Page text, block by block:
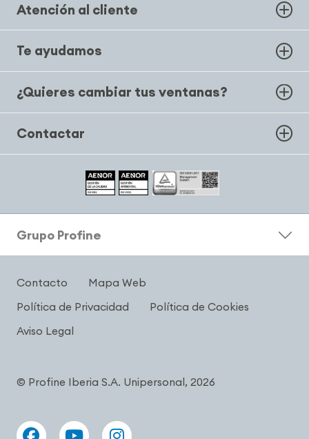
Atención al cliente
Te ayudamos
¿Quieres cambiar tus ventanas?
Contactar
Grupo Profine
Contacto
Mapa Web
Política de Privacidad
Política de Cookies
Aviso Legal
© Profine Iberia S.A. Unipersonal, 2026